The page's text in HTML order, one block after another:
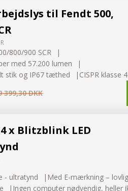
til Fendt 500,
800/900 SCR
med 57.200 lumen
stik og IP67 tæthed
CISPR klasse
399,30 DKK
x Blitzblink LED
- ultratynd
Med E-mærkning –
Ingen computer nødvendig, heller